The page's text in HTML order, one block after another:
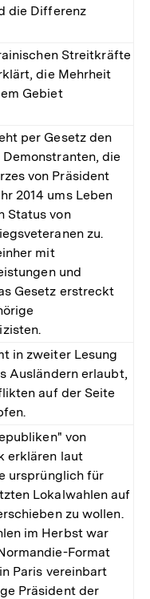
die Differenz
Streitkräfte
die Mehrheit
Gebiet
per Gesetz den
die
von Präsident
2014 ums Leben
Status von
zu.
mit
und
Gesetz erstreckt
in zweiter Lesung
Ausländern erlaubt,
auf der Seite
von
erklären laut
ursprünglich für
Lokalwahlen auf
zu wollen.
im Herbst war
Format
Paris vereinbart
Präsident der